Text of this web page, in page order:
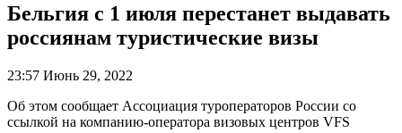
Бельгия с 1 июля перестанет выдавать
россиянам туристические визы
23:57 Июнь 29, 2022
Об этом сообщает Ассоциация туроператоров России со
ссылкой на компанию-оператора визовых центров VFS